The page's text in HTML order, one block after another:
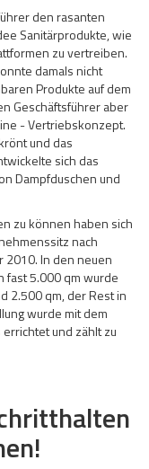
den rasanten
Sanitärprodukte, wie
zu vertreiben.
damals nicht
Produkte auf dem
Geschäftsführer aber
- Vertriebskonzept.
und das
sich das
Dampfduschen und
zu können haben sich
nach
2010. In den neuen
fast 5.000 qm wurde
2.500 qm, der Rest in
wurde mit dem
und zählt zu